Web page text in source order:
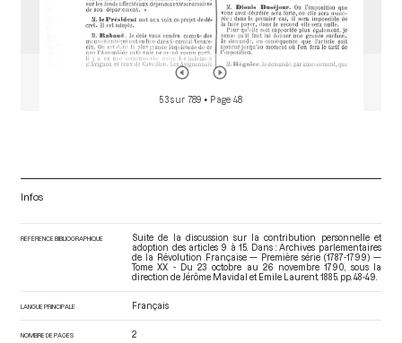
[Déroulement des séances] p.49
53 sur 789 • Page 48
Infos
RÉFÉRENCE BIBLIOGRAPHIQUE
Suite de la discussion sur la contribution personnelle et
adoption des articles 9 à 15. Dans : Archives parlementaires
de la Révolution Française — Première série (1787-1799) —
Tome XX - Du 23 octobre au 26 novembre 1790
, sous la
direction de Jérôme Mavidal et Emile Laurent. 1885. pp. 48-49.
LANGUE PRINCIPALE Français
NOMBRE DE PAGES 2